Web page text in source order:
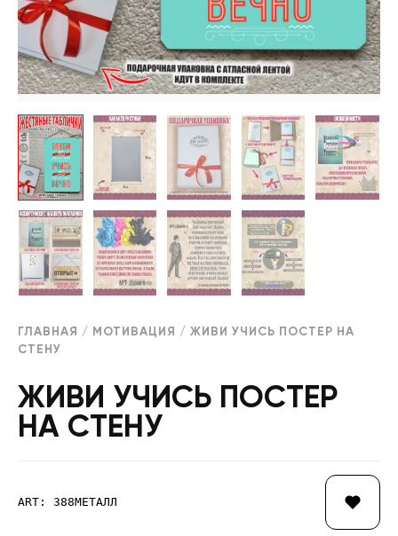
ГЛАВНАЯ / МОТИВАЦИЯ / ЖИВИ УЧИСЬ ПОСТЕР НА
СТЕНУ
ЖИВИ УЧИСЬ ПОСТЕР
НА СТЕНУ
ART: 388МЕТАЛЛ